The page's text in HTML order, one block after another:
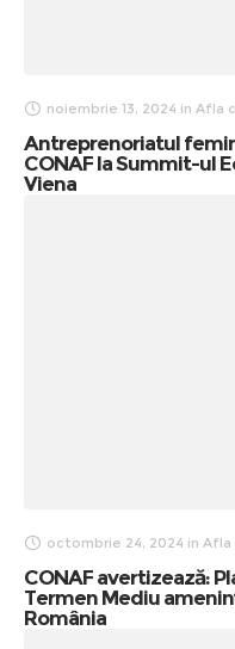
noiembrie 13, 2024 in Afla
Antreprenoriatul
CONAF la Summit-ul
Viena
octombrie 24, 2024 in Afla
CONAF avertizează:
Termen Mediu
România